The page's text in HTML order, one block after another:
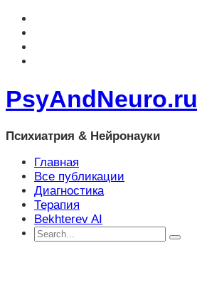
PsyAndNeuro.ru
Психиатрия & Нейронауки
Главная
Все публикации
Диагностика
Терапия
Bekhterev AI